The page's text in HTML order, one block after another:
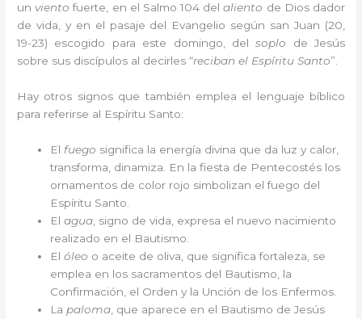
un viento fuerte, en el Salmo 104 delaliento de Dios dador
de vida, y en el pasaje del Evangelio según san Juan (20,
19-23) escogido para este domingo, delsoplo de Jesús
sobre sus discípulos al decirles “reciban el Espíritu Santo”.
Hay otros signos que también emplea el lenguaje bíblico
para referirse al Espíritu Santo:
El fuego significa la energía divina que da luz y calor,
transforma, dinamiza. En la fiesta de Pentecostés los
ornamentos de color rojo simbolizan el fuego del
Espíritu Santo.
Elagua , signo de vida, expresa el nuevo nacimiento
realizado en el Bautismo.
Elóleo o aceite de oliva, que significa fortaleza, se
emplea en los sacramentos del Bautismo, la
Confirmación, el Orden y la Unción de los Enfermos.
La paloma , que aparece en el Bautismo de Jesús